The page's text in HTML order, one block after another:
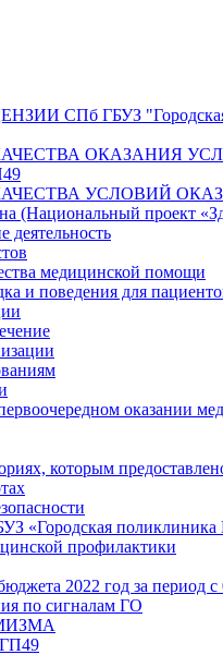
СПб ГБУЗ "Городская
ОКАЗАНИЯ
УСЛОВИЙ
(Национальный проект
медицинской помощи
и поведения для
оказании
которым
«Городская
профилактики
2022 год за период
по сигналам ГО